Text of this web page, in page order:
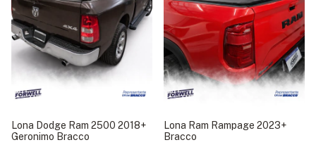
Lona Dodge Ram 2500 2018+
Geronimo Bracco
Lona Ram Rampage 2023+
Bracco